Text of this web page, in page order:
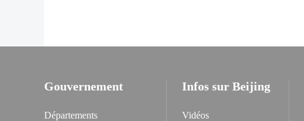
Gouvernement
Départements
Infos sur Beijing
Vidéos